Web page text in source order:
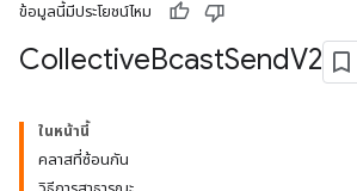
ข้อมูลนี้มีประโยชน์ไหม
CollectiveBcastSendV2
ในหน้านี้
คลาสที่ซ้อนกัน